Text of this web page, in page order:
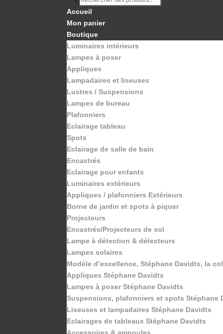
de
produits
Accueil
Mon panier
Boutique
Luminaires intérieurs
Lampes à poser
Appliques
Lampadaires et liseuses
Lustres / Suspensions
Lampes de bureau
Plafonniers
Eclairage tableau
Spots
Eclairage de salle de bain
Encastrés
Eclairage pour enfants
Luminaires extérieurs
Appliques / plafonniers Extérieurs
Borne de jardin et spots à piquer
Projecteurs
Encastrés/Projecteurs de sol
Lampe à détection & détecteurs
Lampes solaires
Modèle d’excellence, Stéphane Davidts, la
Appliques Stéphane Davidts
Lampes à poser Stéphane Davidts
Suspensions, plafonniers et spots Stéphane
Liseuses et lampadaires Stéphane Davidts
Eclairages de tableaux Stéphane Davidts